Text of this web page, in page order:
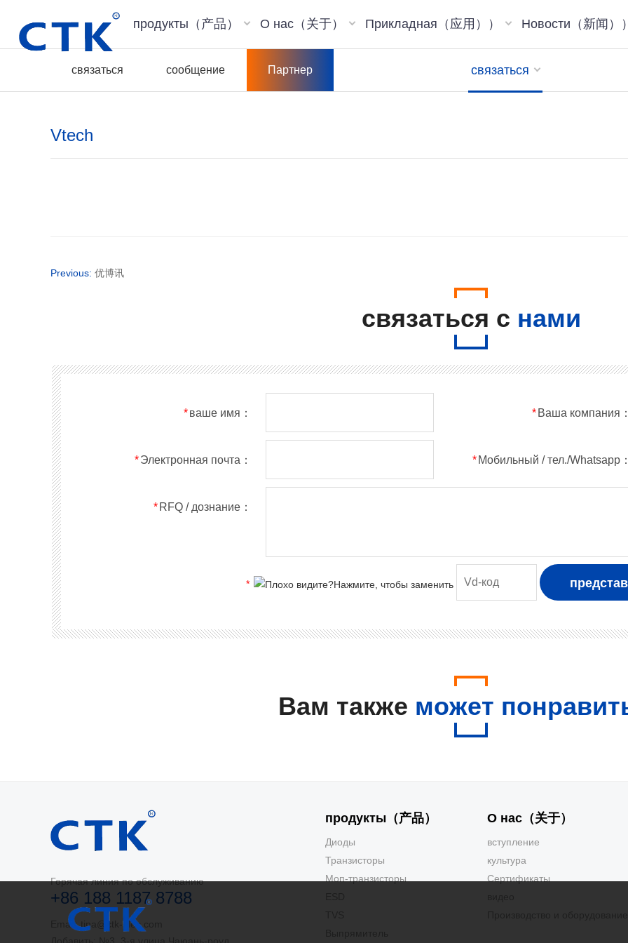
продукты（产品） О нас（关于） Прикладная（应用）） Новости（新闻）
связаться
связаться сообщение Партнер
Vtech
Previous: 优博讯
связаться с нами
*ваше имя： * Ваша компания
*Электронная почта： * Мобильный / тел./Whatsapp
* RFQ / дознание：
*
Вам также может
Горячая линия по обслуживанию
+86 188 1187 8788
Email: tina@ctk-elec.com
продукты（产品）
Диоды
Транзисторы
Моп-транзисторы
О нас（关于）
вступление
культура
Сертификаты